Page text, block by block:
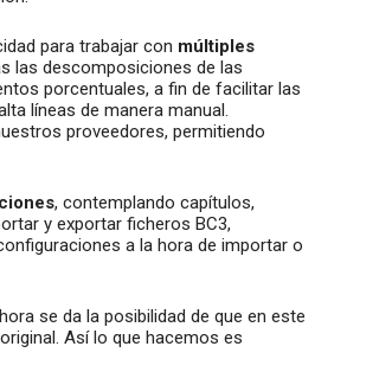
para trabajar con múltiples
las descomposiciones de las
porcentuales, a fin de facilitar las
líneas de manera manual.
proveedores, permitiendo
, contemplando capítulos,
y exportar ficheros BC3,
a la hora de importar o
se da la posibilidad de que en este
Así lo que hacemos es